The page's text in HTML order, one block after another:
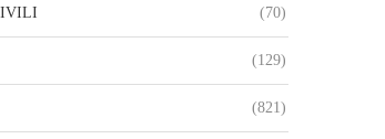
(70)
(129)
(821)